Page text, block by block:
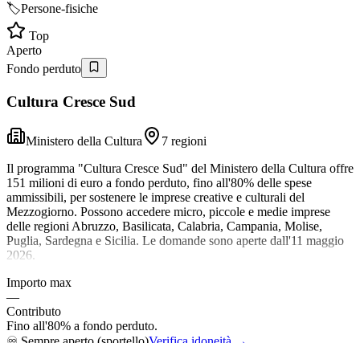
🏷️Persone-fisiche
Top
Aperto
Fondo perduto
Cultura Cresce Sud
Ministero della Cultura
7 regioni
Il programma "Cultura Cresce Sud" del Ministero della Cultura offre
151 milioni di euro a fondo perduto, fino all'80% delle spese
ammissibili, per sostenere le imprese creative e culturali del
Mezzogiorno. Possono accedere micro, piccole e medie imprese
delle regioni Abruzzo, Basilicata, Calabria, Campania, Molise,
Puglia, Sardegna e Sicilia. Le domande sono aperte dall'11 maggio
2026.
Importo max
—
Contributo
Fino all'80% a fondo perduto.